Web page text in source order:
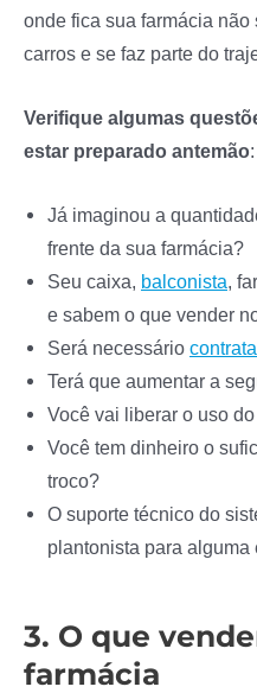
onde fica sua farmácia
carros e se faz parte do
Verifique algumas
estar preparado antemão:
Já imaginou a
frente da sua farmácia?
Seu caixa, balconista,
e sabem o que vender
Será necessário
Terá que aumentar a
Você vai liberar o uso
Você tem dinheiro o
troco?
O suporte técnico do
plantonista para
3. O que
farmácia